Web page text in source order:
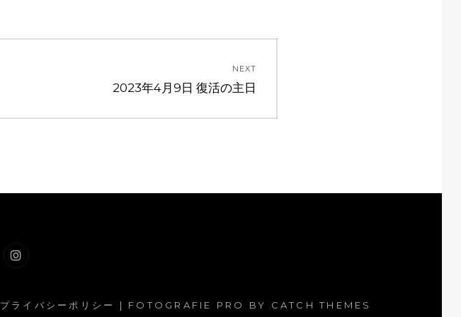
NEXT
2023年4月9日 復活の主日
プライバシーポリシー | FOTOGRAFIE PRO BY CATCH THEMES